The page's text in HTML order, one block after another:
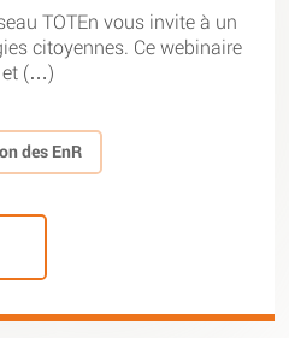
TOTEn vous invite à un
citoyennes. Ce webinaire
et (…)
des EnR